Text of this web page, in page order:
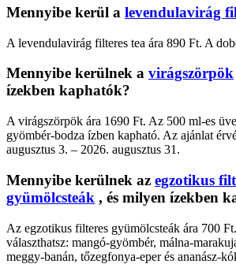
Mennyibe kerül a levendulavirág
A levendulavirág filteres tea ára 890 Ft. A
Mennyibe kerülnek a virágszörpök
ízekben kaphatók?
A virágszörpök ára 1690 Ft. Az 500 ml-es
gyömbér-bodza ízben kapható. Az ajánlat
augusztus 3. – 2026. augusztus 31.
Mennyibe kerülnek az egzotikus
gyümölcsteák , és milyen ízekben
Az egzotikus filteres gyümölcsteák ára 700
választhatsz: mangó-gyömbér, málna-
meggy-banán, tőzegfonya-eper és ananász-